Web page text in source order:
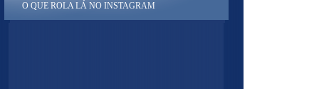
O QUE ROLA LÁ NO INSTAGRAM